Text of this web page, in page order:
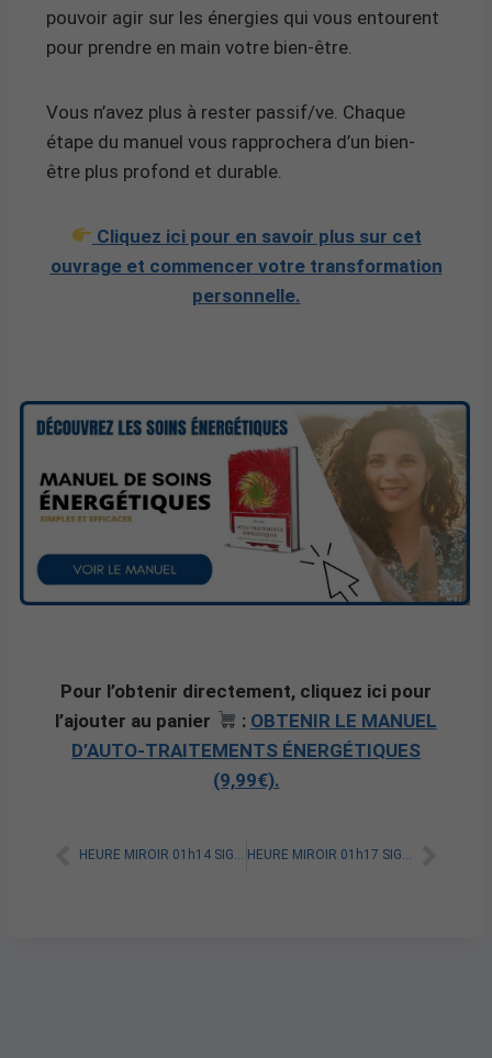
pouvoir agir sur les énergies qui vous entourent
pour prendre en main votre bien-être.
Vous n’avez plus à rester passif/ve. Chaque
étape du manuel vous rapprochera d’un bien-
être plus profond et durable.
Cliquez ici pour en savoir plus sur cet
ouvrage et commencer votre transformation
personnelle.
Pour l’obtenir directement, cliquez ici pour
l’ajouter au panier
: OBTENIR LE MANUEL
D’AUTO-TRAITEMENTS ÉNERGÉTIQUES
(9,99€).
HEURE MIROIR 01h14 SIGNIFICATION SPIRITUELLE [A LIRE] HEURE MIROIR 01h17 SIGNIFICATION SPIRITUELLE [A LIRE]